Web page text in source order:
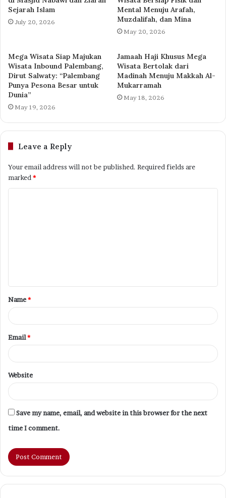
Sejarah Islam
July 20, 2026
Mental Menuju Arafah,
Muzdalifah, dan Mina
May 20, 2026
Mega Wisata Siap Majukan
Wisata Inbound Palembang,
Dirut Salwaty: “Palembang
Punya Pesona Besar untuk
Dunia”
May 19, 2026
Jamaah Haji Khusus Mega
Wisata Bertolak dari
Madinah Menuju Makkah Al-
Mukarramah
May 18, 2026
Leave a Reply
Your email address will not be published. Required fields are
marked *
t
*
Name*
Email*
Website
Save my name, email, and website in this browser for the next
time I comment.